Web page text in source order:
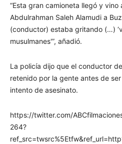
“Esta gran camioneta llegó y vino
Abdulrahman Saleh Alamudi a
(conductor) estaba gritando (…)
musulmanes'”, añadió.
La policía dijo que el conductor
retenido por la gente antes de
intento de asesinato.
https://twitter.com/
264?